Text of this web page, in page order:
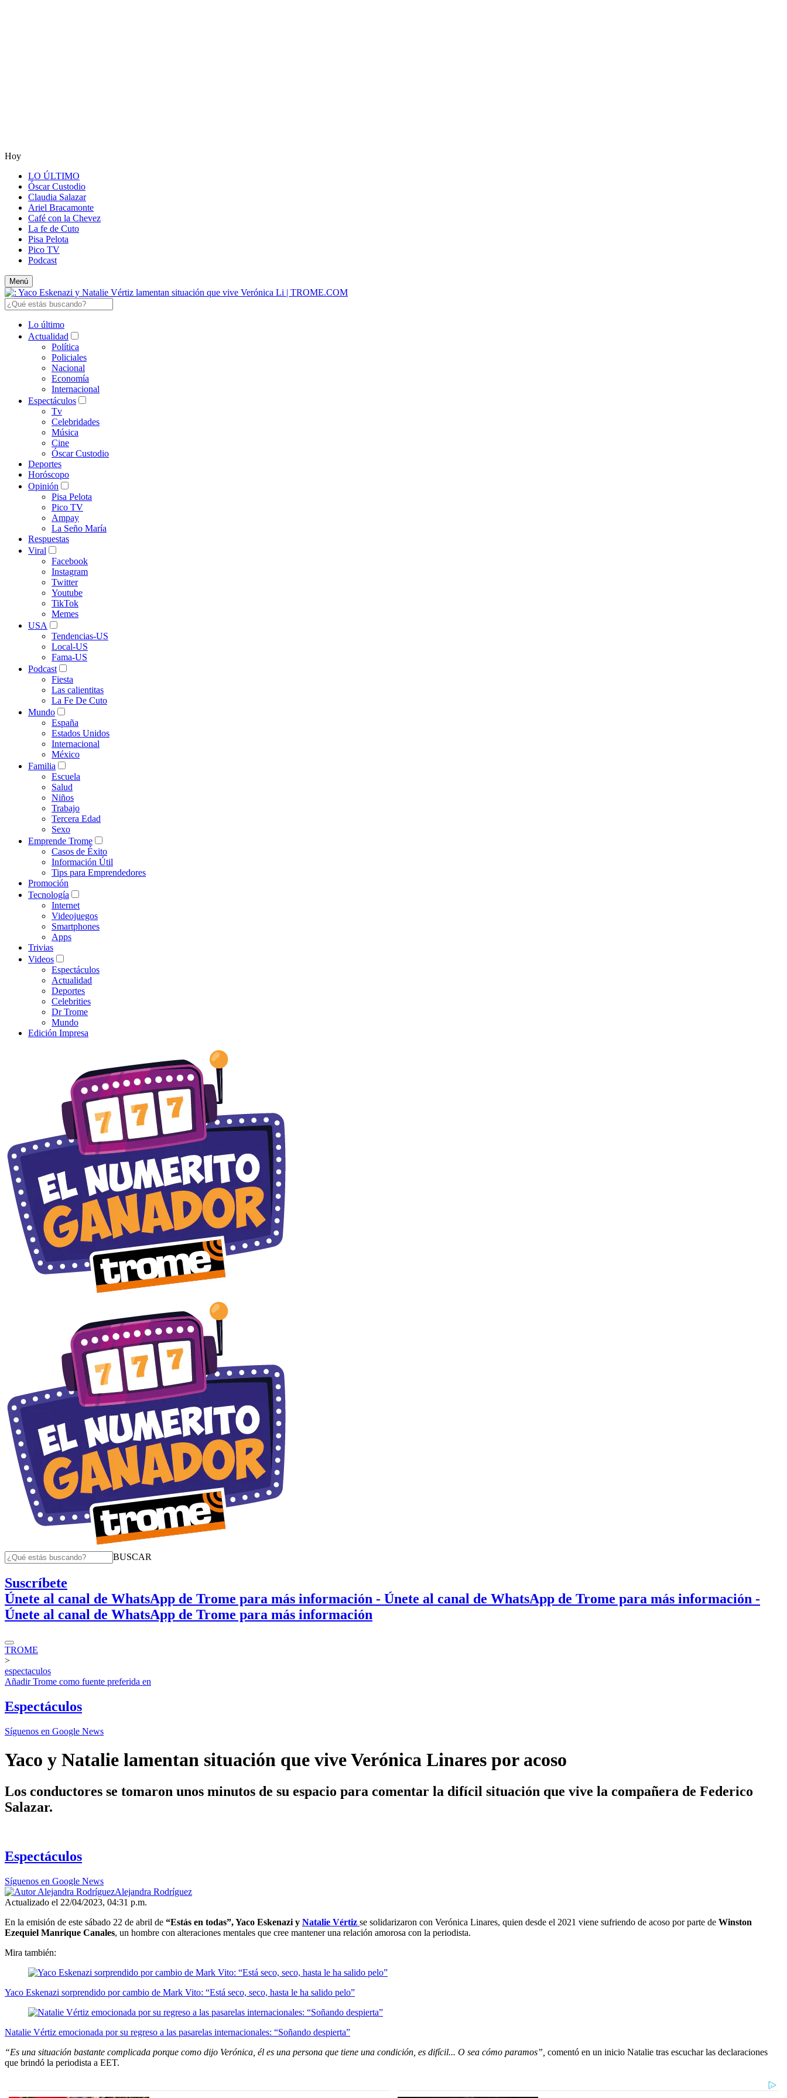
Hoy
LO ÚLTIMO
Óscar Custodio
Claudia Salazar
Ariel Bracamonte
Café con la Chevez
La fe de Cuto
Pisa Pelota
Pico TV
Podcast
Menú
Lo último
Actualidad
Política
Policiales
Nacional
Economía
Internacional
Espectáculos
Tv
Celebridades
Música
Cine
Óscar Custodio
Deportes
Horóscopo
Opinión
Pisa Pelota
Pico TV
Ampay
La Seño María
Respuestas
Viral
Facebook
Instagram
Twitter
Youtube
TikTok
Memes
USA
Tendencias-US
Local-US
Fama-US
Podcast
Fiesta
Las calientitas
La Fe De Cuto
Mundo
España
Estados Unidos
Internacional
México
Familia
Escuela
Salud
Niños
Trabajo
Tercera Edad
Sexo
Emprende Trome
Casos de Éxito
Información Útil
Tips para Emprendedores
Promoción
Tecnología
Internet
Videojuegos
Smartphones
Apps
Trivias
Videos
Espectáculos
Actualidad
Deportes
Celebrities
Dr Trome
Mundo
Edición Impresa
BUSCAR
Suscríbete
Únete al canal de WhatsApp de Trome para más información - Únete al canal de WhatsApp de Trome para más información -
Únete al canal de WhatsApp de Trome para más información
TROME
>
espectaculos
AñadirTrome como fuente preferida en
Espectáculos
Síguenos en Google News
Yaco y Natalie lamentan situación que vive Verónica Linares por acoso
Los conductores se tomaron unos minutos de su espacio para comentar la difícil situación que vive la compañera de Federico
Salazar.
Espectáculos
Síguenos en Google News
Alejandra Rodríguez
Actualizado el 22/04/2023, 04:31 p.m.
En la emisión de este sábado 22 de abril de “Estás en todas”, Yaco Eskenazi y Natalie Vértiz se solidarizaron con Verónica Linares, quien desde el 2021 viene sufriendo de acoso por parte de Winston
Ezequiel Manrique Canales, un hombre con alteraciones mentales que cree mantener una relación amorosa con la periodista.
Mira también:
Yaco Eskenazi sorprendido por cambio de Mark Vito: “Está seco, seco, hasta le ha salido pelo”
Natalie Vértiz emocionada por su regreso a las pasarelas internacionales: “Soñando despierta”
“Es una situación bastante complicada porque como dijo Verónica, él es una persona que tiene una condición, es difícil... O sea cómo paramos”, comentó en un inicio Natalie tras escuchar las declaraciones
que brindó la periodista a EET.